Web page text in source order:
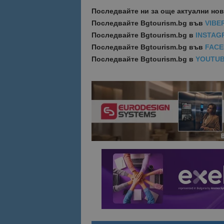
Последвайте ни за още актуални
Последвайте Bgtourism.bg във
Последвайте Bgtourism.bg в
Последвайте Bgtourism.bg във
Последвайте Bgtourism.bg в
Име
is_visitor_unique
is_unique
_ga_B09EBBY8PY
_ga_WXPDN4HSCV
_ga
Име